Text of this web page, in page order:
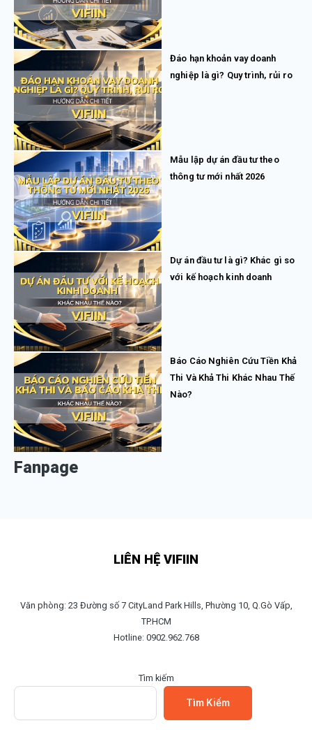
Đáo hạn khoản vay doanh
nghiệp là gì? Quy trình, rủi ro
Mẫu lập dự án đầu tư theo
thông tư mới nhất 2026
Dự án đầu tư là gì? Khác gì so
với kế hoạch kinh doanh
Báo Cáo Nghiên Cứu Tiền Khả
Thi Và Khả Thi Khác Nhau Thế
Nào?
Fanpage
LIÊN HỆ VIFIIN
Văn phòng: 23 Đường số 7 CityLand Park Hills, Phường 10, Q.Gò Vấp,
TP.HCM
Hotline: 0902.962.768
Tìm kiếm
Tìm Kiếm